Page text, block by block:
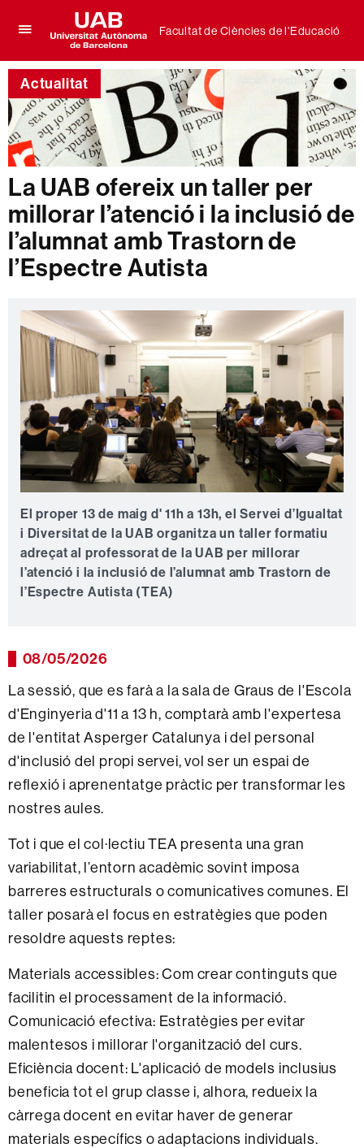
per
desplegar
el
menú
de
Facultat
de
Ciències
de
l'Educació
Universitat
Autònoma
de
Barcelona
Facultat de Ciències de l'Educació
Actualitat
La UAB ofereix un taller per
millorar l’atenció i la inclusió de
l’alumnat amb Trastorn de
l’Espectre Autista
El proper 13 de maig d' 11h a 13h, el Servei d’Igualtat
i Diversitat de la UAB organitza un taller formatiu
adreçat al professorat de la UAB per millorar
l’atenció i la inclusió de l’alumnat amb Trastorn de
l’Espectre Autista (TEA)
08/05/2026
La sessió, que es farà a la sala de Graus de l'Escola
d'Enginyeria d'11 a 13 h, comptarà amb l'expertesa
de l'entitat Asperger Catalunya i del personal
d'inclusió del propi servei, vol ser un espai de
reflexió i aprenentatge pràctic per transformar les
nostres aules.
Tot i que el col·lectiu TEA presenta una gran
variabilitat, l’entorn acadèmic sovint imposa
barreres estructurals o comunicatives comunes. El
taller posarà el focus en estratègies que poden
resoldre aquests reptes:
Materials accessibles: Com crear continguts que
facilitin el processament de la informació.
Comunicació efectiva: Estratègies per evitar
malentesos i millorar l'organització del curs.
Eficiència docent: L'aplicació de models inclusius
beneficia tot el grup classe i, alhora, redueix la
càrrega docent en evitar haver de generar
materials específics o adaptacions individuals.